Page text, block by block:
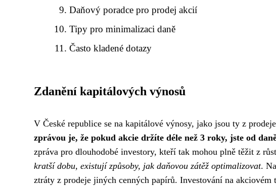
Daňový poradce pro prodej akcií
Tipy pro minimalizaci daně
Často kladené dotazy
Zdanění kapitálových výnosů
V České republice se na kapitálové výnosy, jako jsou ty z
zprávou je, že pokud akcie držíte déle než 3 roky, jste od
zpráva pro dlouhodobé investory, kteří tak mohou plně těžit z
kratší dobu, existují způsoby, jak daňovou zátěž optimalizovat.
ztráty z prodeje jiných cenných papírů. Investování na